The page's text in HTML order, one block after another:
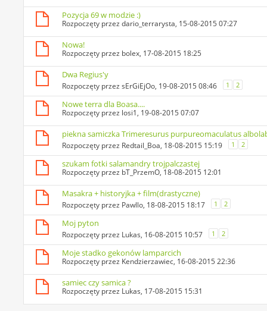
Pozycja 69 w modzie :)
Rozpoczęty przezdario_terrarysta, 15-08-2015 07:27
Nowa!
Rozpoczęty przez bolex, 17-08-2015 18:25
Dwa Regius'y
Rozpoczęty przezsErGiEjOo, 19-08-2015 08:46 1 2
Nowe terra dla Boasa....
Rozpoczęty przez losi1, 19-08-2015 07:07
piekna samiczka Trimeresurus purpureomaculatus
Rozpoczęty przez Redtail_Boa, 18-08-2015 15:19 1 2
szukam fotki salamandry trojpalczastej
Rozpoczęty przez bT_PrzemO, 18-08-2015 12:01
Masakra + historyjka + film(drastyczne)
Rozpoczęty przez Pawllo, 18-08-2015 18:17 1 2
Moj pyton
Rozpoczęty przez Lukas, 16-08-2015 10:57 1 2
Moje stadko gekonów lamparcich
Rozpoczęty przez Kendzierzawiec, 16-08-2015 22:36
samiec czy samica ?
Rozpoczęty przez Lukas, 17-08-2015 15:31